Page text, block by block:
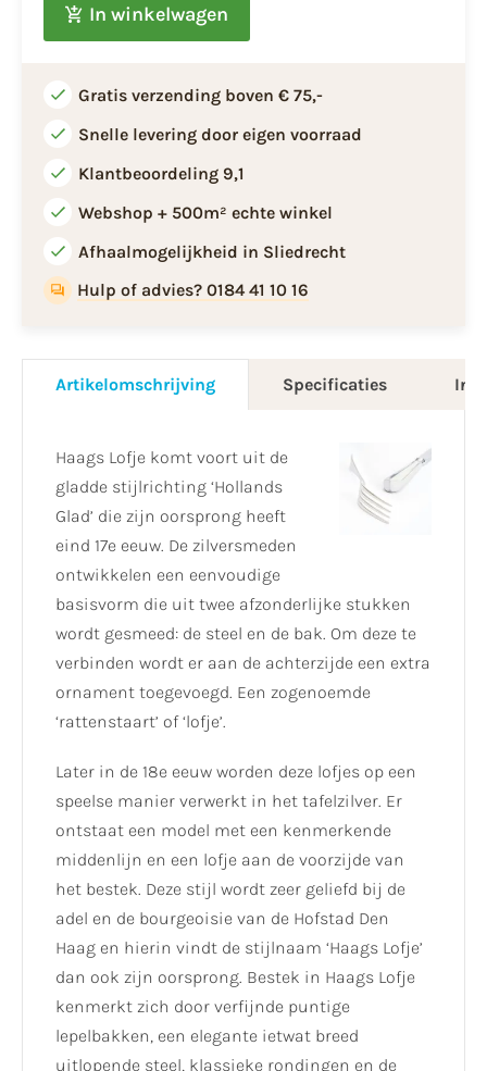
In winkelwagen
Gratis verzending boven € 75,-
Snelle levering door eigen voorraad
Klantbeoordeling 9,1
Webshop + 500m² echte winkel
Afhaalmogelijkheid in Sliedrecht
Hulp of advies? 0184 41 10 16
Artikelomschrijving Specificaties
Haags Lofje komt voort uit de
gladde stijlrichting ‘Hollands
Glad’ die zijn oorsprong heeft
eind 17e eeuw. De zilversmeden
ontwikkelen een eenvoudige
basisvorm die uit twee afzonderlijke stukken
wordt gesmeed: de steel en de bak. Om deze te
verbinden wordt er aan de achterzijde een extra
ornament toegevoegd. Een zogenoemde
‘rattenstaart’ of ‘lofje’.
Later in de 18e eeuw worden deze lofjes op een
speelse manier verwerkt in het tafelzilver. Er
ontstaat een model met een kenmerkende
middenlijn en een lofje aan de voorzijde van
het bestek. Deze stijl wordt zeer geliefd bij de
adel en de bourgeoisie van de Hofstad Den
Haag en hierin vindt de stijlnaam ‘Haags Lofje’
dan ook zijn oorsprong. Bestek in Haags Lofje
kenmerkt zich door verfijnde puntige
lepelbakken, een elegante ietwat breed
uitlopende steel, klassieke rondingen en de